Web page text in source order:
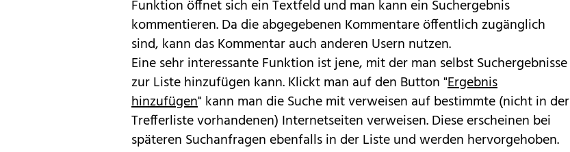
Funktion öffnet sich ein Textfeld und man kann ein Suchergebnis
kommentieren. Da die abgegebenen Kommentare öffentlich zugänglich
sind, kann das Kommentar auch anderen Usern nutzen.
Eine sehr interessante Funktion ist jene, mit der man selbst Suchergebnisse
zur Liste hinzufügen kann. Klickt man auf den Button "Ergebnis
hinzufügen" kann man die Suche mit verweisen auf bestimmte (nicht in der
Trefferliste vorhandenen) Internetseiten verweisen. Diese erscheinen bei
späteren Suchanfragen ebenfalls in der Liste und werden hervorgehoben.